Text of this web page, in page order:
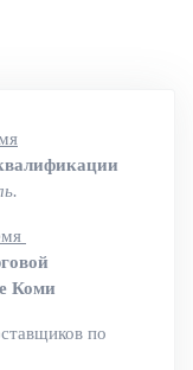
Коми
по